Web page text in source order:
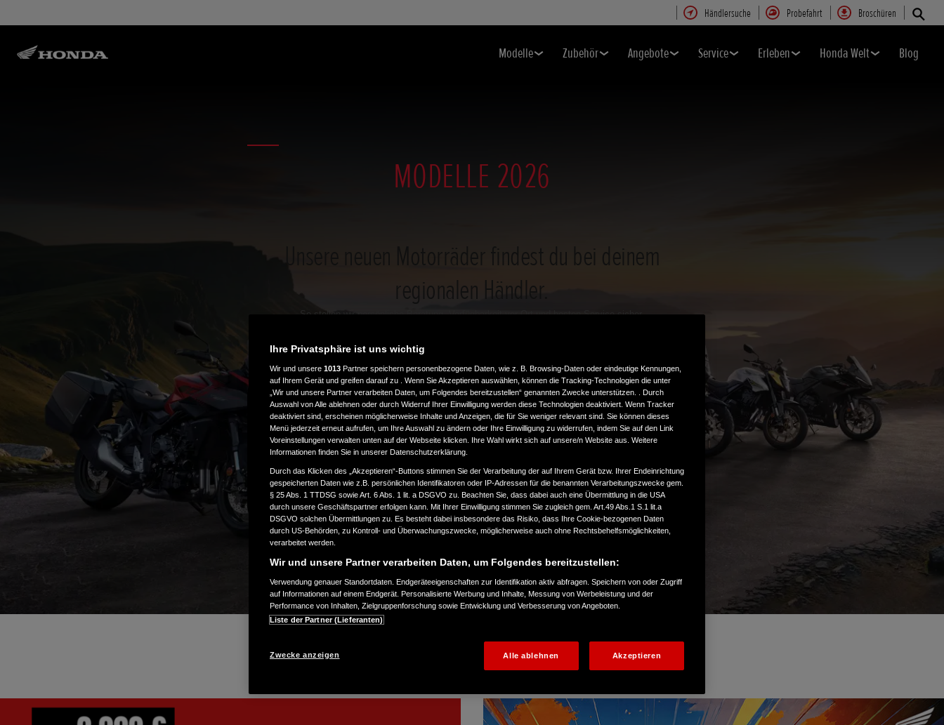
Händlersuche Probefahrt Broschüren
Modelle Zubehör Angebote Service Erleben Honda Welt Blog
MODELLE 2026
Unsere neuen Motorräder findest du bei deinem
regionalen Händler.
So stellen wir persönliche Beratung, Verfügbarkeit vor Ort und besten Service sicher.
Modelle 2026
Ihre Privatsphäre ist uns wichtig
Wir und unsere 1013 Partner speichern personenbezogene Daten, wie z. B. Browsing-Daten oder eindeutige Kennungen,
auf Ihrem Gerät und greifen darauf zu . Wenn Sie Akzeptieren auswählen, können die Tracking-Technologien die unter
„Wir und unsere Partner verarbeiten Daten, um Folgendes bereitzustellen“ genannten Zwecke unterstützen. . Durch
Auswahl von Alle ablehnen oder durch Widerruf Ihrer Einwilligung werden diese Technologien deaktiviert. Wenn Tracker
deaktiviert sind, erscheinen möglicherweise Inhalte und Anzeigen, die für Sie weniger relevant sind. Sie können dieses
Menü jederzeit erneut aufrufen, um Ihre Auswahl zu ändern oder Ihre Einwilligung zu widerrufen, indem Sie auf den Link
Voreinstellungen verwalten unten auf der Webseite klicken. Ihre Wahl wirkt sich auf unsere/n Website aus. Weitere
Informationen finden Sie in unserer Datenschutzerklärung.
Durch das Klicken des „Akzeptieren“-Buttons stimmen Sie der Verarbeitung der auf Ihrem Gerät bzw. Ihrer Endeinrichtung
gespeicherten Daten wie z.B. persönlichen Identifikatoren oder IP-Adressen für die benannten Verarbeitungszwecke gem.
§ 25 Abs. 1 TTDSG sowie Art. 6 Abs. 1 lit. a DSGVO zu. Beachten Sie, dass dabei auch eine Übermittlung in die USA
durch unsere Geschäftspartner erfolgen kann. Mit Ihrer Einwilligung stimmen Sie zugleich gem. Art.49 Abs.1 S.1 lit.a
DSGVO solchen Übermittlungen zu. Es besteht dabei insbesondere das Risiko, dass Ihre Cookie-bezogenen Daten
durch US-Behörden, zu Kontroll- und Überwachungszwecke, möglicherweise auch ohne Rechtsbehelfsmöglichkeiten,
verarbeitet werden.
Wir und unsere Partner verarbeiten Daten, um Folgendes bereitzustellen:
Verwendung genauer Standortdaten. Endgeräteeigenschaften zur Identifikation aktiv abfragen. Speichern von oder Zugriff
auf Informationen auf einem Endgerät. Personalisierte Werbung und Inhalte, Messung von Werbeleistung und der
Performance von Inhalten, Zielgruppenforschung sowie Entwicklung und Verbesserung von Angeboten.
Liste der Partner (Lieferanten)
Zwecke anzeigen Alle ablehnen Akzeptieren